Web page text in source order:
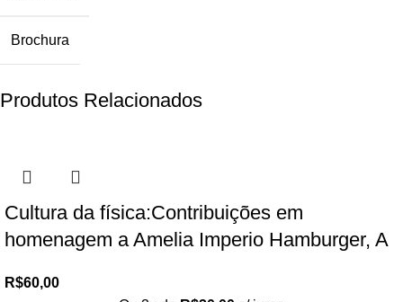
Brochura
Produtos Relacionados
Cultura da física:Contribuições em
homenagem a Amelia Imperio Hamburger, A
R$60,00